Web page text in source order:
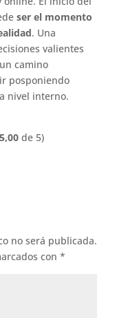
ser el momento
. Una
valientes
camino
posponiendo
nivel interno.
5,00de 5)
no será publicada.
con *